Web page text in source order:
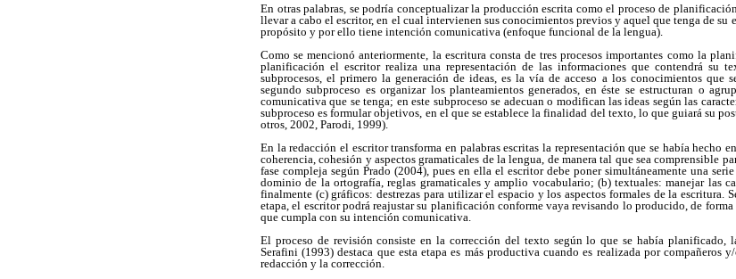
En otras palabras, se podría conceptualizar la producción escrita como el proceso de
llevar a cabo el escritor, en el cual intervienen sus conocimientos previos y aquel que tenga de
propósito y por ello tiene intención comunicativa (enfoque funcional de la lengua).
Como se mencionó anteriormente, la escritura consta de tres procesos importantes como la
planificación el escritor realiza una representación de las informaciones que contendrá su
subprocesos, el primero la generación de ideas, es la vía de acceso a los conocimientos que
segundo subproceso es organizar los planteamientos generados, en éste se estructuran o
comunicativa que se tenga; en este subproceso se adecuan o modifican las ideas según las
subproceso es formular objetivos, en el que se establece la finalidad del texto, lo que guiará su
otros, 2002, Parodi, 1999).
En la redacción el escritor transforma en palabras escritas la representación que se había hecho
coherencia, cohesión y aspectos gramaticales de la lengua, de manera tal que sea comprensible
fase compleja según Prado (2004), pues en ella el escritor debe poner simultáneamente una
dominio de la ortografía, reglas gramaticales y amplio vocabulario; (b) textuales: manejar las
finalmente (c) gráficos: destrezas para utilizar el espacio y los aspectos formales de la escritura.
etapa, el escritor podrá reajustar su planificación conforme vaya revisando lo producido, de
que cumpla con su intención comunicativa.
El proceso de revisión consiste en la corrección del texto según lo que se había
Serafini (1993) destaca que esta etapa es más productiva cuando es realizada por
redacción y la corrección.